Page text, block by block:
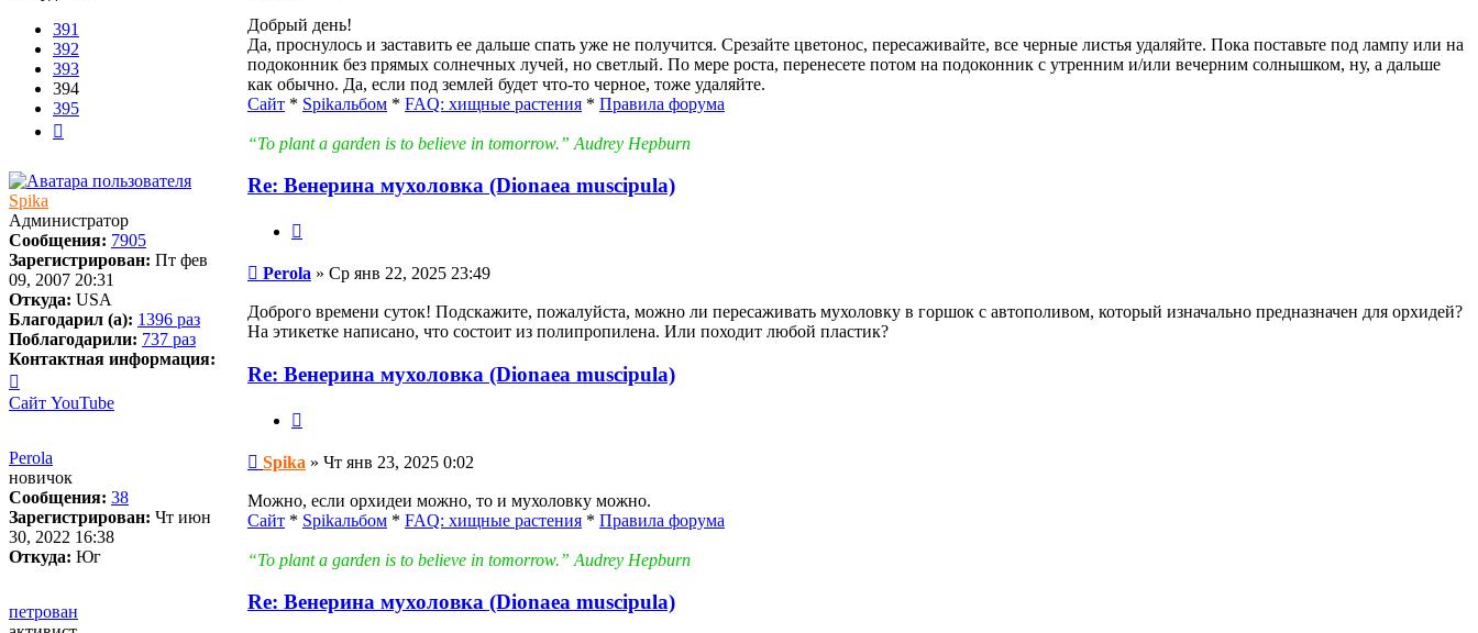
Добрый день!
Да, проснулось и заставить ее дальше спать уже не получится. Срезайте цветонос, пересаживайте, все черные листья удаляйте. Пока поставьте под лампу или на
подоконник без прямых солнечных лучей, но светлый. По мере роста, перенесете потом на подоконник с утренним и/или вечерним солнышком, ну, а дальше
как обычно. Да, если под землей будет что-то черное, тоже удаляйте.
Сайт * Spikальбом * FAQ: хищные растения * Правила форума
“To plant a garden is to believe in tomorrow.” Audrey Hepburn
Re: Венерина мухоловка (Dionaea muscipula)
Сообщение
Perola » Ср янв 22, 2025 23:49
Доброго времени суток! Подскажите, пожалуйста, можно ли пересаживать мухоловку в горшок с автополивом, который изначально предназначен для орхидей?
На этикетке написано, что состоит из полипропилена. Или походит любой пластик?
Spika
Администратор
Сообщения: 7905
Зарегистрирован: Пт фев
09, 2007 20:31
Откуда: USA
Благодарил (а): 1396 раз
Поблагодарили: 737 раз
Контактная информация:
информация
пользователя
Сайт YouTube
Re: Венерина мухоловка (Dionaea muscipula)
Сообщение
Spika » Чт янв 23, 2025 0:02
Можно, если орхидеи можно, то и мухоловку можно.
Сайт * Spikальбом * FAQ: хищные растения * Правила форума
“To plant a garden is to believe in tomorrow.” Audrey Hepburn
Perola
новичок
Сообщения: 38
Зарегистрирован: Чт июн
30, 2022 16:38
Откуда: Юг
Re: Венерина мухоловка (Dionaea muscipula)
петрован
391
392
393
394
395